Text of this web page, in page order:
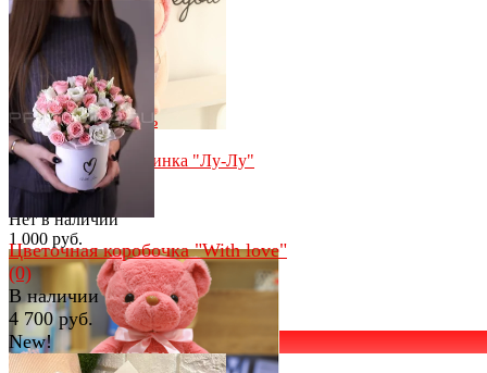
избранное сравнить
избранное сравнить
Мягкая игрушка свинка "Лу-Лу"
кролик 30 см
(0)
Нет в наличии
1 000 руб.
избранное сравнить
Цветочная коробочка "With love"
(0)
В наличии
4 700 руб.
New!